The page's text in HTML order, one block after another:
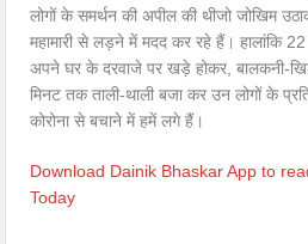
लोगों के समर्थन की अपील की थीजो जोखिम
महामारी से लड़ने में मदद कर रहे हैं। हालांकि 22
अपने घर के दरवाजे पर खड़े होकर, बालकनी-
मिनट तक ताली-थाली बजा कर उन लोगों के
कोरोना से बचाने में हमें लगे हैं।
Download Dainik Bhaskar App to
Today